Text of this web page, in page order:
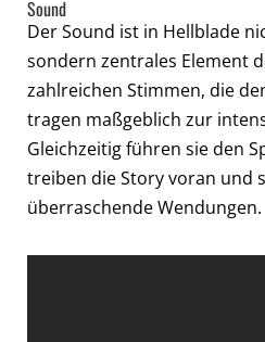
Sound
Der Sound ist in Hellblade
sondern zentrales Element
zahlreichen Stimmen, die
tragen maßgeblich zur
Gleichzeitig führen sie den
treiben die Story voran und
überraschende Wendungen.